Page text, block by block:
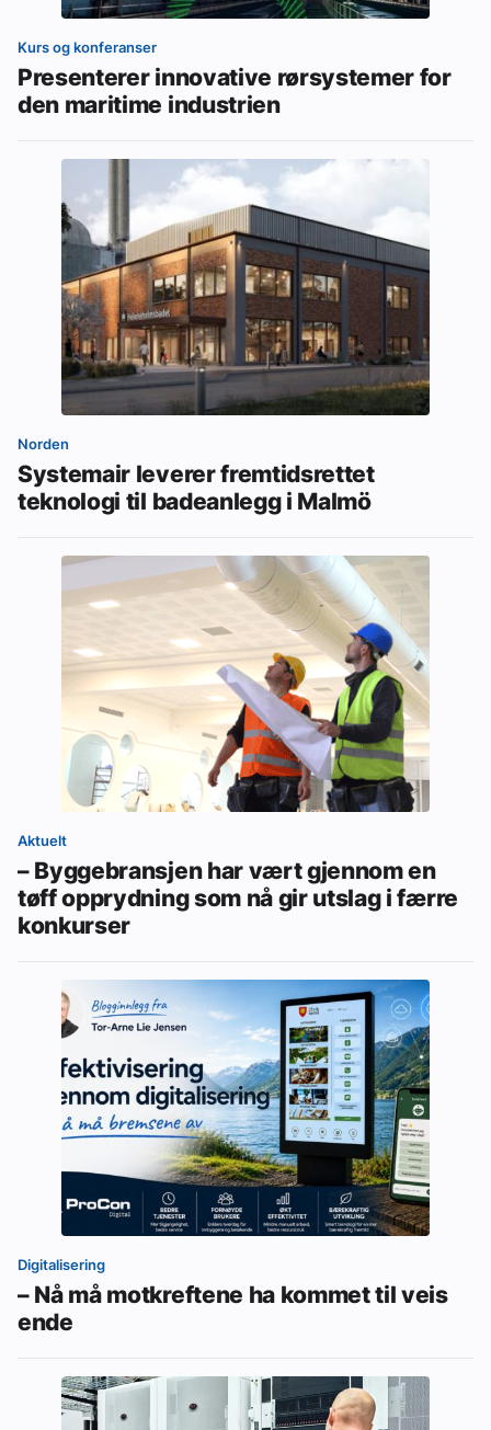
Kurs og konferanser
Presenterer innovative rørsystemer for
den maritime industrien
Norden
Systemair leverer fremtidsrettet
teknologi til badeanlegg i Malmö
Aktuelt
– Byggebransjen har vært gjennom en
tøff opprydning som nå gir utslag i færre
konkurser
Digitalisering
– Nå må motkreftene ha kommet til veis
ende